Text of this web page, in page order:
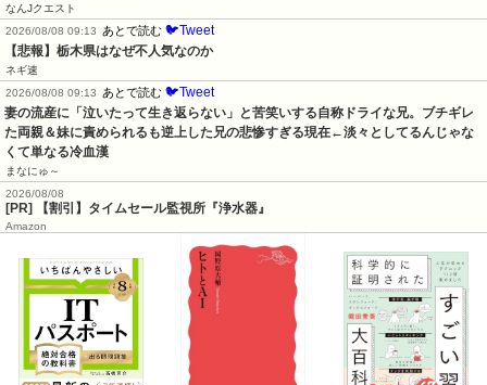
なんJクエスト
2026/08/08 09:13
あとで読む 🐦Tweet
【悲報】栃木県はなぜ不人気なのか
ネギ速
2026/08/08 09:13
あとで読む 🐦Tweet
妻の流産に「泣いたって生き返らない」と苦笑いする自称ドライな兄。ブチギレ
た両親＆妹に責められるも逆上した兄の悲惨すぎる現在←淡々としてるんじゃな
くて単なる冷血漢
まなにゅ～
2026/08/08
[PR] 【割引】タイムセール監視所『浄水器』
Amazon